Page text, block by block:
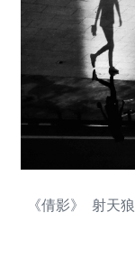
《倩影》 射天